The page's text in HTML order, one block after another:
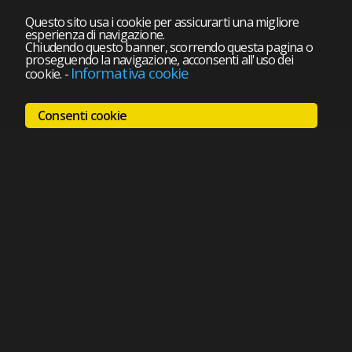
Questo sito usa i cookie per assicurarti una migliore
esperienza di navigazione.
Chiudendo questo banner, scorrendo questa pagina o
proseguendo la navigazione, acconsenti all'uso dei
cookie. - Informativa cookie
Consenti cookie